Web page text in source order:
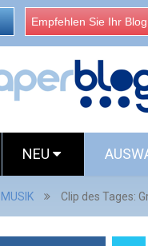
Empfehlen Sie Ihr Blog
NEU
MUSIK Clip des Tages: